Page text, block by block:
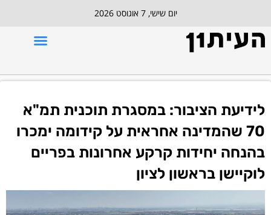
יום שישי, 7 אוגוסט 2026
לידיעת הציבור: במסגרת תוכנית תמ"א
70 שהמדינה אחראית על קידומה ימכרו
בהנחה יחידות קרקע אחרונות בפריים
לוקיישן בראשון לציון